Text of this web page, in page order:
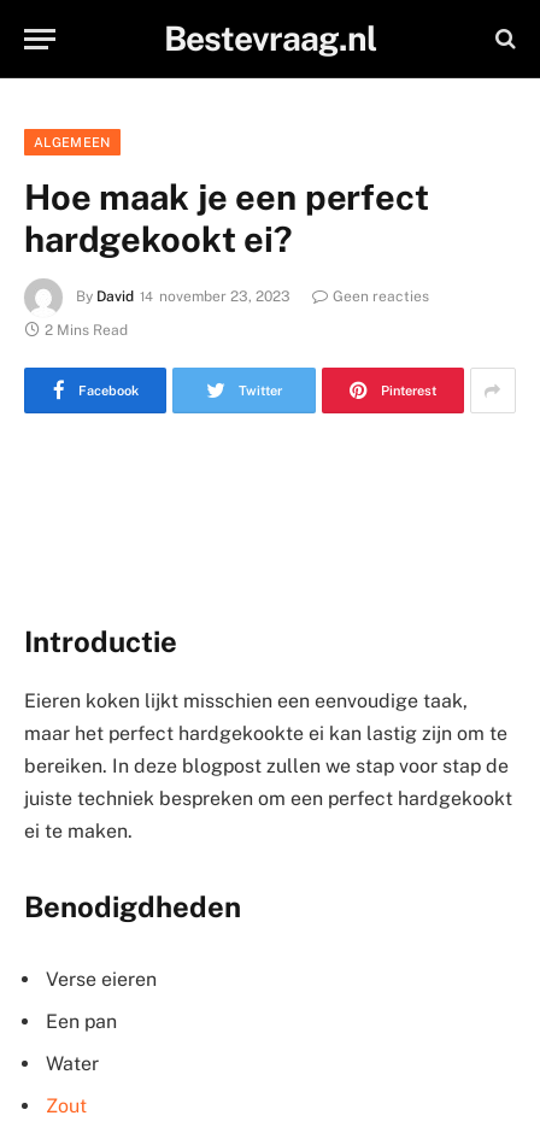
Bestevraag.nl
ALGEMEEN
Hoe maak je een perfect
hardgekookt ei?
By David november 23, 2023
Geen reacties
2 Mins Read
Facebook Twitter Pinterest
Introductie
Eieren koken lijkt misschien een eenvoudige taak,
maar het perfect hardgekookte ei kan lastig zijn om te
bereiken. In deze blogpost zullen we stap voor stap de
juiste techniek bespreken om een perfect hardgekookt
ei te maken.
Benodigdheden
Verse eieren
Een pan
Water
Zout